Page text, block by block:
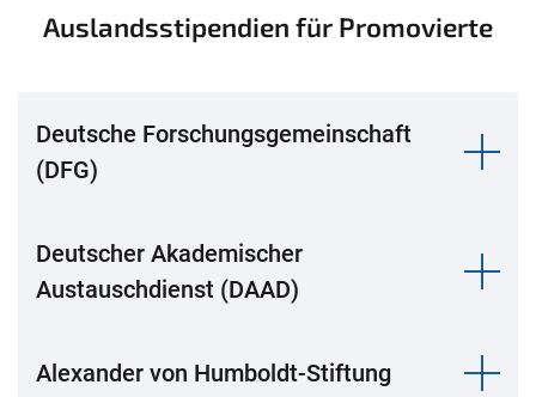
Auslandsstipendien für Promovierte
Deutsche Forschungsgemeinschaft
(DFG)
Deutscher Akademischer
Austauschdienst (DAAD)
Alexander von Humboldt-Stiftung